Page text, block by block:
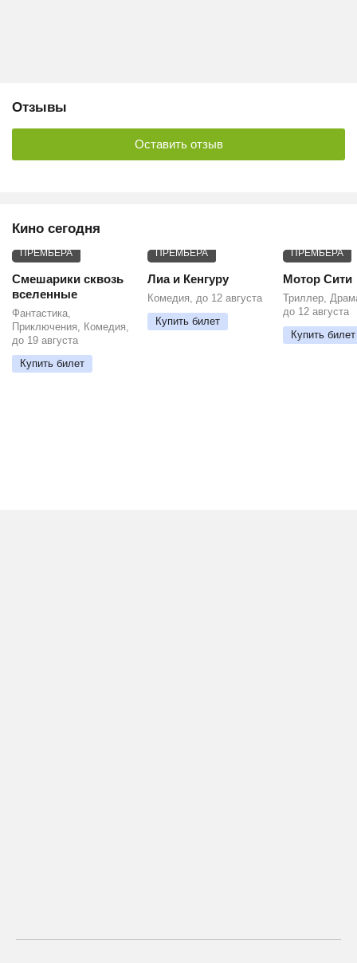
Отзывы
Оставить отзыв
Кино сегодня
ПРЕМЬЕРА
Смешарики сквозь
вселенные
Фантастика,
Приключения, Комедия,
до 19 августа
Купить билет
ПРЕМЬЕРА
Лиа и Кенгуру
Комедия, до 12 августа
Купить билет
ПРЕМЬЕРА
Мотор Сити
Триллер,
до 12 августа
Купить билет